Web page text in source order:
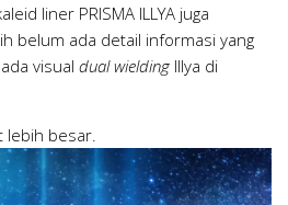
liner PRISMA ILLYA juga
belum ada detail informasi yang
visual dual wielding Illya di
lebih besar.